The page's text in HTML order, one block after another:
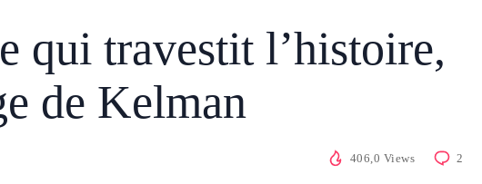
qui travestit l’histoire,
de Kelman
406,0 Views 2